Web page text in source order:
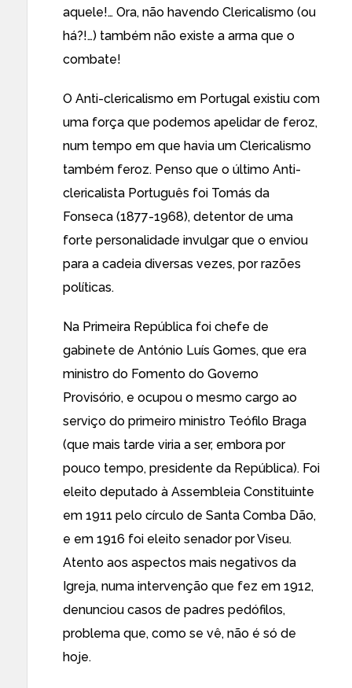
aquele!… Ora, não havendo Clericalismo (ou
há?!…) também não existe a arma que o
combate!
O Anti-clericalismo em Portugal existiu com
uma força que podemos apelidar de feroz,
num tempo em que havia um Clericalismo
também feroz. Penso que o último Anti-
clericalista Português foi Tomás da
Fonseca (1877-1968), detentor de uma
forte personalidade invulgar que o enviou
para a cadeia diversas vezes, por razões
políticas.
Na Primeira República foi chefe de
gabinete de António Luís Gomes, que era
ministro do Fomento do Governo
Provisório, e ocupou o mesmo cargo ao
serviço do primeiro ministro Teófilo Braga
(que mais tarde viria a ser, embora por
pouco tempo, presidente da República). Foi
eleito deputado à Assembleia Constituinte
em 1911 pelo círculo de Santa Comba Dão,
e em 1916 foi eleito senador por Viseu.
Atento aos aspectos mais negativos da
Igreja, numa intervenção que fez em 1912,
denunciou casos de padres pedófilos,
problema que, como se vê, não é só de
hoje.